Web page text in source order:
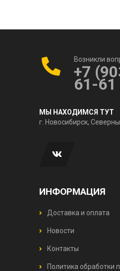
Возникли
+7
61-61
МЫ НАХОДИМСЯ ТУТ
г. Новосибирск,
ИНФОРМАЦИЯ
Доставка и оплата
Новости
Контакты
Политика обработки